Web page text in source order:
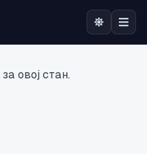
овој стан.